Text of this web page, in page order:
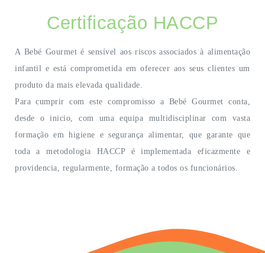
Certificação HACCP
A Bebé Gourmet é sensível aos riscos associados à alimentação
infantil e está comprometida em oferecer aos seus clientes um
produto da mais elevada qualidade.
Para cumprir com este compromisso a Bebé Gourmet conta,
desde o inicio, com uma equipa multidisciplinar com vasta
formação em higiene e segurança alimentar, que garante que
toda a metodologia HACCP é implementada eficazmente e
providencia, regularmente, formação a todos os funcionários.